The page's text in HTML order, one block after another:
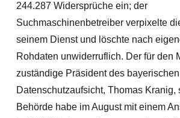
244.287 Widersprüche ein; der
Suchmaschinenbetreiber verpixelte
seinem Dienst und löschte nach
Rohdaten unwiderruflich. Der für den
zuständige Präsident des
Datenschutzaufsicht, Thomas Kranig,
Behörde habe im August mit einem